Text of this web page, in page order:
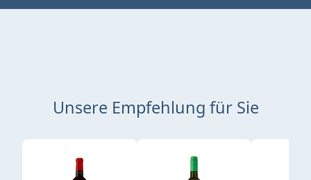
Unsere Empfehlung für Sie
Produktgalerie überspringen